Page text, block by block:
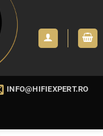
INFO@HIFIEXPERT.RO